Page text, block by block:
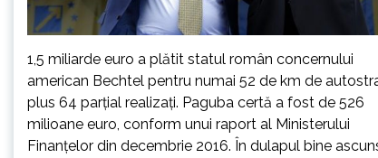
1,5 miliarde euro a plătit statul român concernului
american Bechtel pentru numai 52 de km de
plus 64 parțial realizați. Paguba certă a fost de 526
milioane euro, conform unui raport al Ministerului
Finanțelor din decembrie 2016. În dulapul bine